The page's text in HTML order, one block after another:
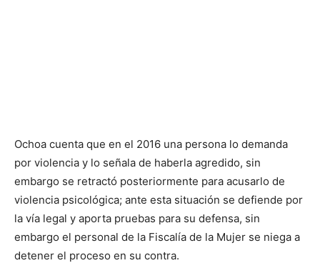
Ochoa cuenta que en el 2016 una persona lo demanda
por violencia y lo señala de haberla agredido, sin
embargo se retractó posteriormente para acusarlo de
violencia psicológica; ante esta situación se defiende por
la vía legal y aporta pruebas para su defensa, sin
embargo el personal de la Fiscalía de la Mujer se niega a
detener el proceso en su contra.